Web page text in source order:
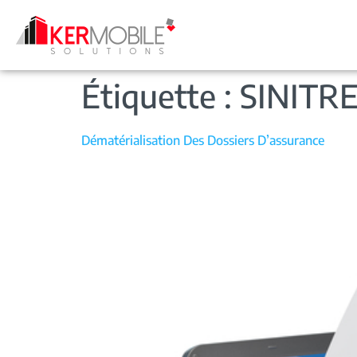
Étiquette :
Dématérialisation Des Dossiers D’assurance